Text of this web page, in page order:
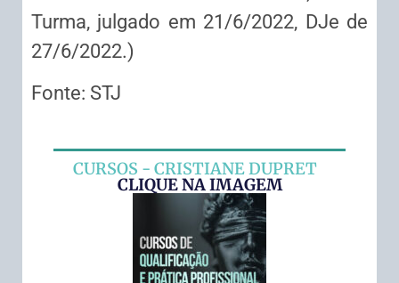
Turma, julgado em 21/6/2022, DJe de
27/6/2022.)
Fonte: STJ
CURSOS - CRISTIANE DUPRET
CLIQUE NA IMAGEM